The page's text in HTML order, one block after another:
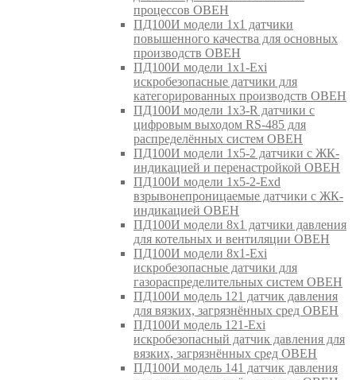
процессов ОВЕН
ПД100И модели 1х1 датчики
повышенного качества для основных
производств ОВЕН
ПД100И модели 1х1-Exi
искробезопасные датчики для
категорированных производств ОВЕН
ПД100И модели 1х3-R датчики с
цифровым выходом RS-485 для
распределённых систем ОВЕН
ПД100И модели 1х5-2 датчики с ЖК-
индикацией и перенастройкой ОВЕН
ПД100И модели 1х5-2-Exd
взрывонепроницаемые датчики с ЖК-
индикацией ОВЕН
ПД100И модели 8х1 датчики давления
для котельных и вентиляции ОВЕН
ПД100И модели 8х1-Exi
искробезопасные датчики для
газораспределительных систем ОВЕН
ПД100И модель 121 датчик давления
для вязких, загрязнённых сред ОВЕН
ПД100И модель 121-Exi
искробезопасный датчик давления для
вязких, загрязнённых сред ОВЕН
ПД100И модель 141 датчик давления